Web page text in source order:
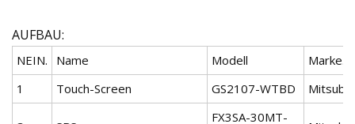
AUFBAU:
NEIN. Name Modell
Marke.
1
Touch-Screen GS2107-WTBD
FX3SA-30MT-